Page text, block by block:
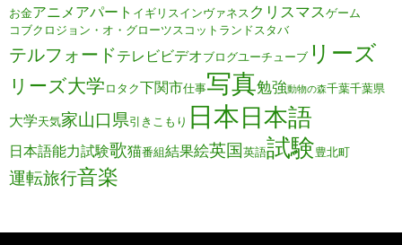
お金アニメ アパート イギリスインヴァネス クリスマスゲーム
コブクロジョン・オ・グローツスコットランドスタバ
テルフォードテレビビデオブログユーチューブ リーズ
リーズ大学ロタク下関市仕事写真勉強動物の森千葉千葉県
大学天気家山口県引きこもり 日本日本語
日本語能力試験歌猫番組結果絵英国英語試験豊北町
運転旅行音楽